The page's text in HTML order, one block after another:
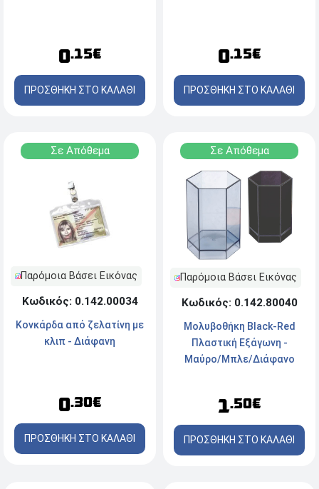
0.15€
ΠΡΟΣΘΗΚΗ ΣΤΟ ΚΑΛΑΘΙ
0.15€
ΠΡΟΣΘΗΚΗ ΣΤΟ ΚΑΛΑΘΙ
Σε Απόθεμα
Παρόμοια Βάσει Εικόνας
Κωδικός: 0.142.00034
Κονκάρδα από ζελατίνη με
κλιπ - Διάφανη
0.30€
ΠΡΟΣΘΗΚΗ ΣΤΟ ΚΑΛΑΘΙ
Σε Απόθεμα
Παρόμοια Βάσει Εικόνας
Κωδικός: 0.142.80040
Μολυβοθήκη Black-Red
Πλαστική Εξάγωνη -
Μαύρο/Μπλε/Διάφανο
1.50€
ΠΡΟΣΘΗΚΗ ΣΤΟ ΚΑΛΑΘΙ